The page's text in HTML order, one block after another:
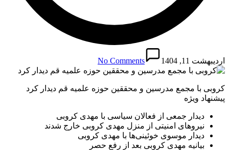
اردیبهشت 11, 1404 No Comments
کروبی با مجمع مدرسین و محققین حوزه علمیه قم دیدار کرد
پیشنهاد ویژه
دیدار جمعی از فعالان سیاسی با مهدی کروبی
نیروهای امنیتی از منزل مهدی کروبی خارج شدند
دیدار موسوی خوئینی‌ها با مهدی کروبی
بیانیه مهدی کروبی بعد از رفع حصر